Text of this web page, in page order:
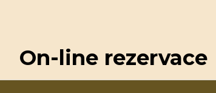
On-line rezervace